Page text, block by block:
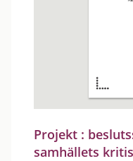
Projekt :
samhällets